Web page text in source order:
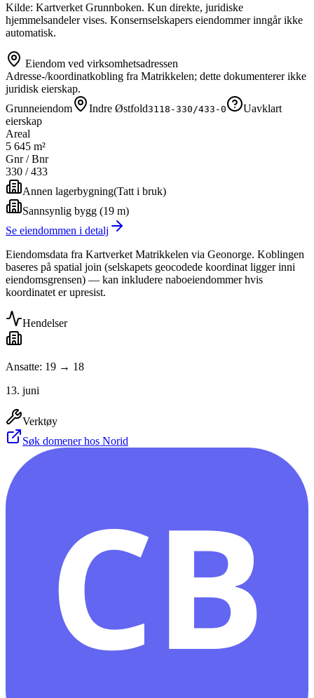
Kilde: Kartverket Grunnboken. Kun direkte, juridiske
hjemmelsandeler vises. Konsernselskapers eiendommer inngår ikke
automatisk.
Eiendom ved virksomhetsadressen
Adresse-/koordinatkobling fra Matrikkelen; dette dokumenterer ikke
juridisk eierskap.
Grunneiendom
Indre Østfold3118-330/433-0
Uavklart
eierskap
Areal
5 645 m²
Gnr / Bnr
330 /433
Annen lagerbygning(Tatt i bruk)
Sannsynlig bygg (19 m)
Se eiendommen i detalj
Eiendomsdata fra Kartverket Matrikkelen via Geonorge. Koblingen
baseres på spatial join (selskapets geocodede koordinat ligger inni
eiendomsgrensen) — kan inkludere naboeiendommer hvis
koordinatet er upresist.
Hendelser
Ansatte: 19 → 18
13. juni
Verktøy
Søk domener hos Norid
CB